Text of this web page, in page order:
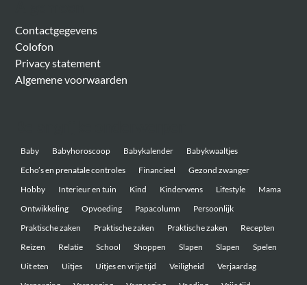
Contactgegevens
Colofon
Privacy statement
Algemene voorwaarden
Baby Babyhoroscoop Babykalender
Babykwaaltjes
Echo’s en prenatale controles
Financieel
Gezond zwanger
Hobby
Interieur en tuin Kind Kinderwens Lifestyle
Mama
Ontwikkeling
Opvoeding Papacolumn
Persoonlijk
Praktische zaken
Praktische zaken Praktische zaken
Recepten
Reizen
Relatie School Shoppen Slapen Slapen
Spelen
Uit eten
Uitjes Uitjes en vrije tijd Veiligheid
Verjaardag